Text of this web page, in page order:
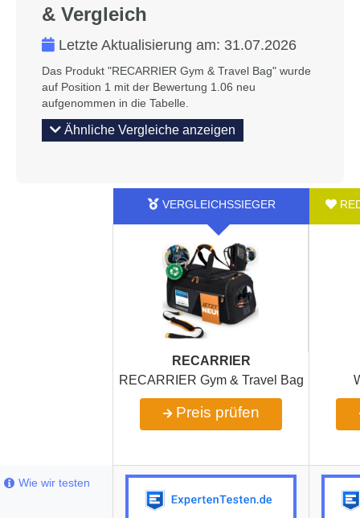
& Vergleich
Letzte Aktualisierung am: 31.07.2026
Das Produkt "RECARRIER Gym & Travel Bag" wurde
auf Position 1 mit der Bewertung 1.06 neu
aufgenommen in die Tabelle.
Ähnliche Vergleiche anzeigen
RECARRIER
RECARRIER Gym & Travel Bag
Preis prüfen
Wie wir testen